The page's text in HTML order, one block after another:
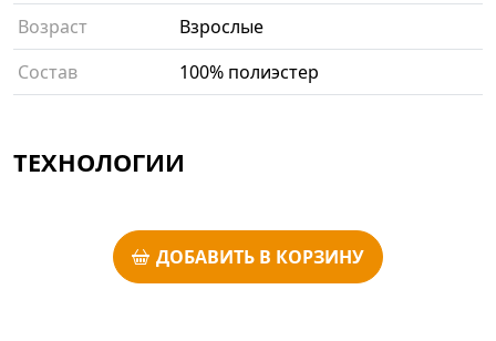
Возраст
Взрослые
Состав
100% полиэстер
ТЕХНОЛОГИИ
ДОБАВИТЬ В КОРЗИНУ